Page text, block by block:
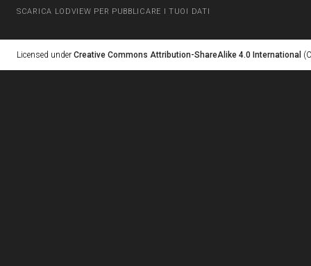
SCARICA LODVIEW PER PUBBLICARE I TUOI DATI
Licensed under Creative Commons Attribution-ShareAlike 4.0 International